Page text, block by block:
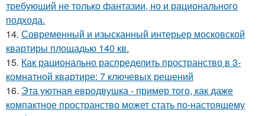
требующий не только фантазии, но и рационального
подхода.
14. Современный и изысканный интерьер московской
квартиры площадью 140 кв.
15. Как рационально распределить пространство в 3-
комнатной квартире: 7 ключевых решений
16. Эта уютная евродвушка - пример того, как даже
компактное пространство может стать по-настоящему